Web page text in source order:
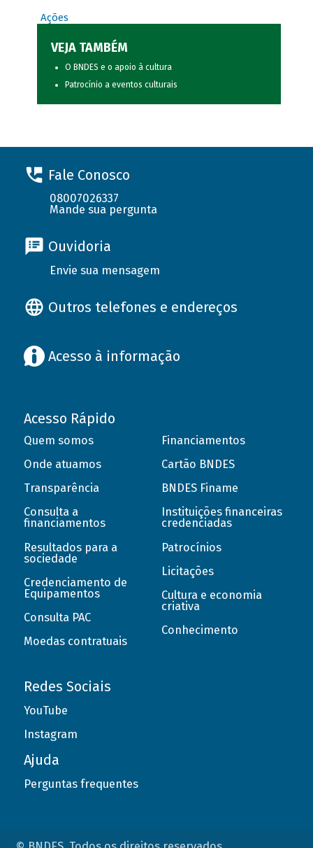
Ações
VEJA TAMBÉM
O BNDES e o apoio à cultura
Patrocínio a eventos culturais
Fale Conosco
08007026337
Mande sua pergunta
Ouvidoria
Envie sua mensagem
Outros telefones e endereços
Acesso à informação
Acesso Rápido
Quem somos
Onde atuamos
Transparência
Consulta a
financiamentos
Resultados para a
sociedade
Credenciamento de
Equipamentos
Consulta PAC
Moedas contratuais
Financiamentos
Cartão BNDES
BNDES Finame
Instituições financeiras
credenciadas
Patrocínios
Licitações
Cultura e economia
criativa
Conhecimento
Redes Sociais
YouTube
Instagram
Ajuda
Perguntas frequentes